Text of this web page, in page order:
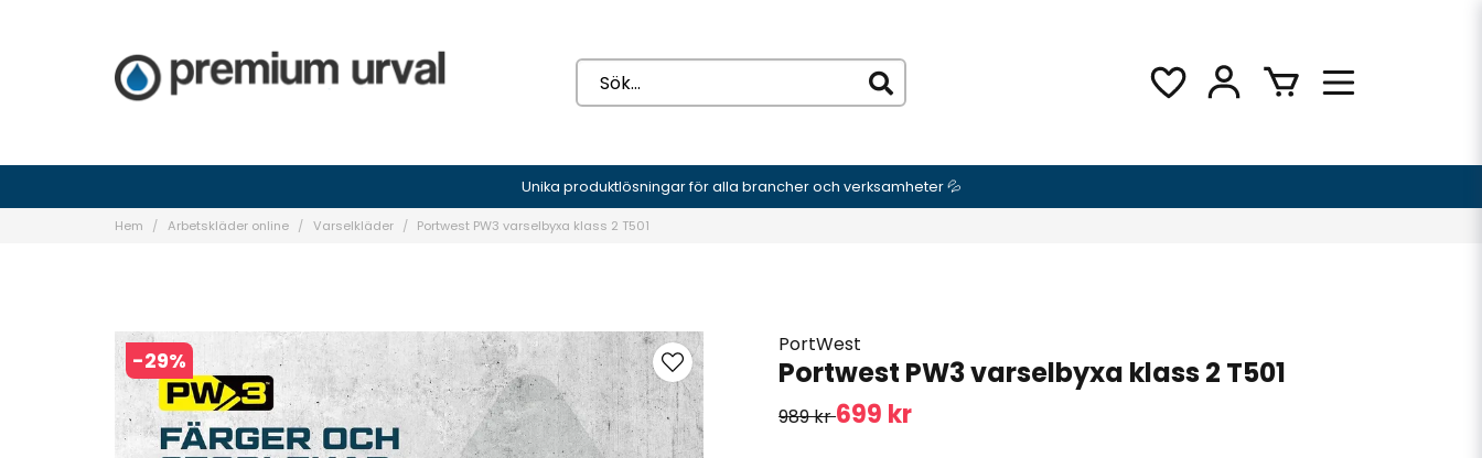
Unika produktlösningar för alla brancher och verksamheter 💦
Hem Arbetskläder online Varselkläder Portwest PW3 varselbyxa klass 2 T501
-29%
PortWest
Portwest PW3 varselbyxa klass 2 T501
989 kr699 kr